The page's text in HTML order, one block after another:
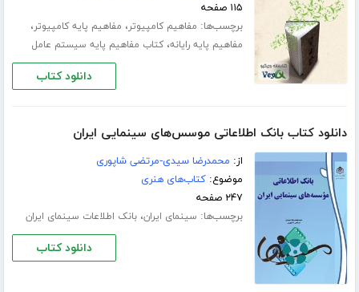
۱۱۵ صفحه
برچسب‌ها: مفاهیم کامپیوتر، مفاهیم پایه کامپیوتر،
مفاهیم پایه رایانه،کتاب مفاهیم پایه سیستم عامل
دانلود کتاب
دانلود کتاب بانک اطلاعاتی موسس‌های سینمایی ایران
از: محمدرضا سیدی-مرتضی شاپوری
موضوع:کتاب‌های هنری
۲۴۷ صفحه
برچسب‌ها: سینمای ایران،بانک اطلاعات سینمای ایران
دانلود کتاب